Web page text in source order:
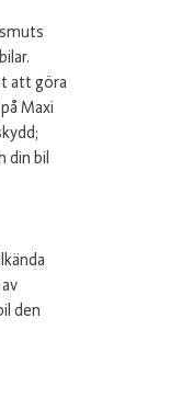
att göra
Maxi
din bil
den